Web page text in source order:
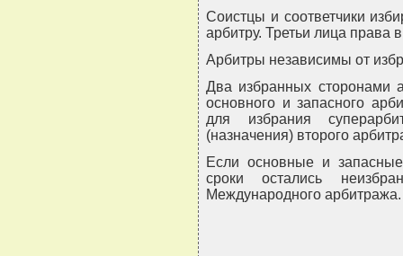
Соистцы и соответчики
арбитру. Третьи лица права
Арбитры независимы от
Два избранных сторонами
основного и запасного
для избрания
(назначения) второго
Если основные и
сроки остались
Международного арбитража.